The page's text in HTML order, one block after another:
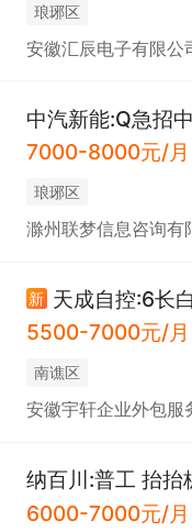
琅琊区
安徽汇辰电子有限公
中汽新能:Q急招
7000-8000元/月
琅琊区
滁州联梦信息咨询有
新 天成自控:6长
5500-7000元/月
南谯区
安徽宇轩企业外包服
纳百川:普工 抬抬
6000-7000元/月